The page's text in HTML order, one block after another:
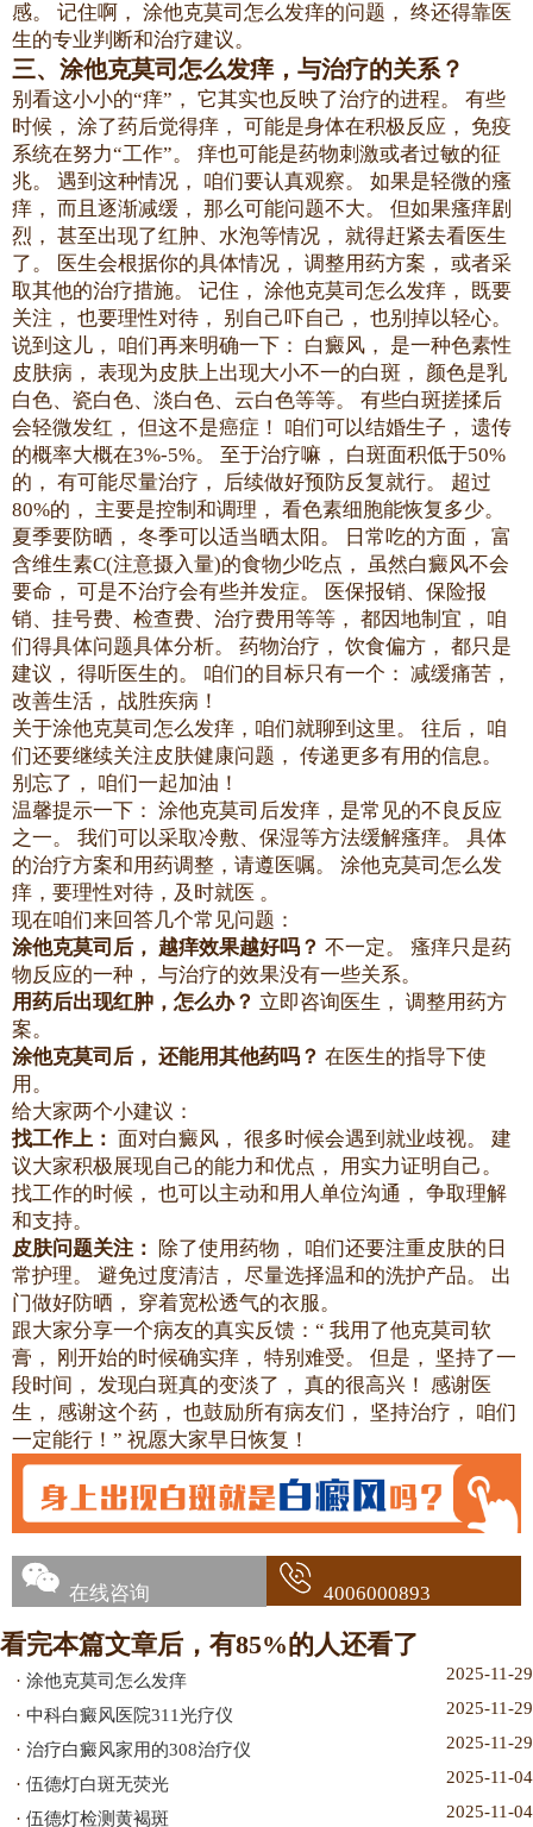
感。 记住啊， 涂他克莫司怎么发痒的问题， 终还得靠医
生的专业判断和治疗建议。
三、涂他克莫司怎么发痒，与治疗的关系？
别看这小小的“痒”， 它其实也反映了治疗的进程。 有些
时候， 涂了药后觉得痒， 可能是身体在积极反应， 免疫
系统在努力“工作”。 痒也可能是药物刺激或者过敏的征
兆。 遇到这种情况， 咱们要认真观察。 如果是轻微的瘙
痒， 而且逐渐减缓， 那么可能问题不大。 但如果瘙痒剧
烈， 甚至出现了红肿、水泡等情况， 就得赶紧去看医生
了。 医生会根据你的具体情况， 调整用药方案， 或者采
取其他的治疗措施。 记住， 涂他克莫司怎么发痒， 既要
关注， 也要理性对待， 别自己吓自己， 也别掉以轻心。
说到这儿， 咱们再来明确一下： 白癜风， 是一种色素性
皮肤病， 表现为皮肤上出现大小不一的白斑， 颜色是乳
白色、瓷白色、淡白色、云白色等等。 有些白斑搓揉后
会轻微发红， 但这不是癌症！ 咱们可以结婚生子， 遗传
的概率大概在3%-5%。 至于治疗嘛， 白斑面积低于50%
的， 有可能尽量治疗， 后续做好预防反复就行。 超过
80%的， 主要是控制和调理， 看色素细胞能恢复多少。
夏季要防晒， 冬季可以适当晒太阳。 日常吃的方面， 富
含维生素C(注意摄入量)的食物少吃点， 虽然白癜风不会
要命， 可是不治疗会有些并发症。 医保报销、保险报
销、挂号费、检查费、治疗费用等等， 都因地制宜， 咱
们得具体问题具体分析。 药物治疗， 饮食偏方， 都只是
建议， 得听医生的。 咱们的目标只有一个： 减缓痛苦，
改善生活， 战胜疾病！
关于涂他克莫司怎么发痒，咱们就聊到这里。 往后， 咱
们还要继续关注皮肤健康问题， 传递更多有用的信息。
别忘了， 咱们一起加油！
温馨提示一下： 涂他克莫司后发痒，是常见的不良反应
之一。 我们可以采取冷敷、保湿等方法缓解瘙痒。 具体
的治疗方案和用药调整，请遵医嘱。 涂他克莫司怎么发
痒，要理性对待，及时就医 。
现在咱们来回答几个常见问题：
涂他克莫司后， 越痒效果越好吗？ 不一定。 瘙痒只是药
物反应的一种， 与治疗的效果没有一些关系。
用药后出现红肿，怎么办？ 立即咨询医生， 调整用药方
案。
涂他克莫司后， 还能用其他药吗？ 在医生的指导下使
用。
给大家两个小建议：
找工作上： 面对白癜风， 很多时候会遇到就业歧视。 建
议大家积极展现自己的能力和优点， 用实力证明自己。
找工作的时候， 也可以主动和用人单位沟通， 争取理解
和支持。
皮肤问题关注：
除了使用药物， 咱们还要注重皮肤的日
常护理。 避免过度清洁， 尽量选择温和的洗护产品。 出
门做好防晒， 穿着宽松透气的衣服。
跟大家分享一个病友的真实反馈：“ 我用了他克莫司软
膏， 刚开始的时候确实痒， 特别难受。 但是， 坚持了一
段时间， 发现白斑真的变淡了， 真的很高兴！ 感谢医
生， 感谢这个药， 也鼓励所有病友们， 坚持治疗， 咱们
一定能行！” 祝愿大家早日恢复！
在线咨询 4006000893
看完本篇文章后，有85%的人还看了
·涂他克莫司怎么发痒 2025-11-29
·中科白癜风医院311光疗仪 2025-11-29
·治疗白癜风家用的308治疗仪 2025-11-29
·伍德灯白斑无荧光 2025-11-04
·伍德灯检测黄褐斑 2025-11-04